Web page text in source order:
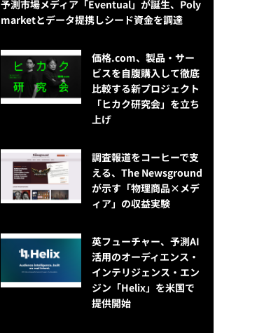
予測市場メディア「Eventual」が誕生、Poly
marketとデータ提携しシード資金を調達
価格.com、製品・サー
ビスを自腹購入して徹底
比較する新プロジェクト
「ヒカク研究会」を立ち
上げ
調査報道をコーヒーで支
える、The Newsground
が示す「物理商品×メデ
ィア」の収益実験
英フューチャー、予測AI
活用のオーディエンス・
インテリジェンス・エン
ジン「Helix」を米国で
提供開始